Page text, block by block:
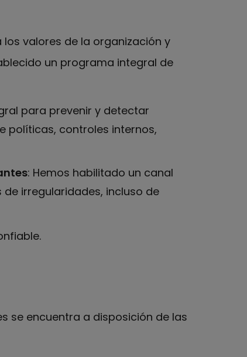
valores de la organización y
un programa integral de
para prevenir y detectar
políticas, controles internos,
: Hemos habilitado un canal
irregularidades, incluso de
se encuentra a disposición de las